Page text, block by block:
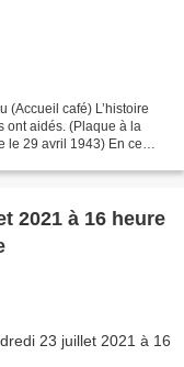
(Accueil café) L’histoire
ont aidés. (Plaque à la
le 29 avril 1943) En ce
2021 à 16 heure